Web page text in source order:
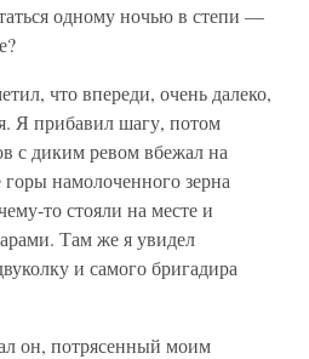
одному ночью в степи —
что впереди, очень далеко,
Я прибавил шагу, потом
с диким ревом вбежал на
горы намолоченного зерна
то стояли на месте и
Там же я увидел
и самого бригадира
он, потрясенный моим